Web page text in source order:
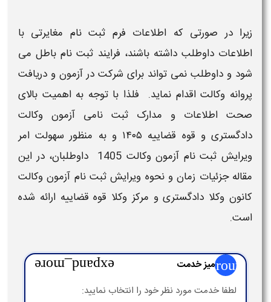
زیرا در صورتی که اطلاعات فرم ثبت نام مغایرتی با
اطلاعاتداوطلب داشته باشند، فرایند ثبت نام باطل می
شود و داوطلب نمی تواند برای شرکت درآزمون و دریافت
پروانه وکالتاقدام نماید. فلذا با توجه به اهمیت بالای
صحت اطلاعات و مدارک ثبت نامی آزمون وکالت
دادگستری و قوه قضاییه ۱۴۰۵
و به منظور سهولت امر
ویرایش ثبت نام آزمون وکالت 1405 ​
داوطلبان، در این
مقاله جزئیات زمان و نحوه ویرایش ثبت نام آزمون وکالت
کانون وکلا دادگستری و مرکز وکلا قوه قضاییه ارائه شده
است.
groupمیز خدمت expand_more
لطفا خدمت مورد نظر خود را انتخاب نمایید: